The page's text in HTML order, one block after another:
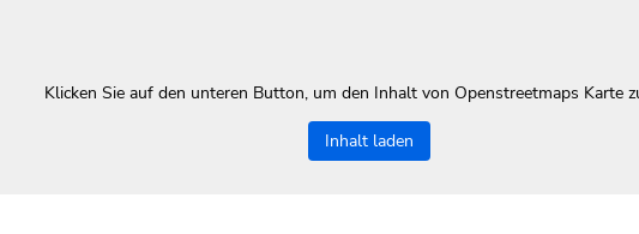
Klicken Sie auf den unteren Button, um den Inhalt von Openstreetmaps Karte
Inhalt laden